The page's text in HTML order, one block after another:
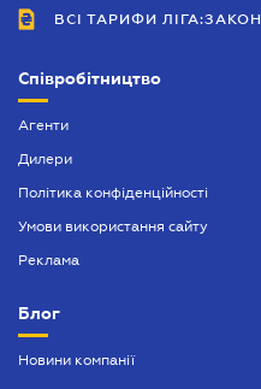
ВСІ ТАРИФИ ЛІГА:ЗАКОН
Співробітництво
Агенти
Дилери
Політика конфіденційності
Умови використання сайту
Реклама
Блог
Новини компанії